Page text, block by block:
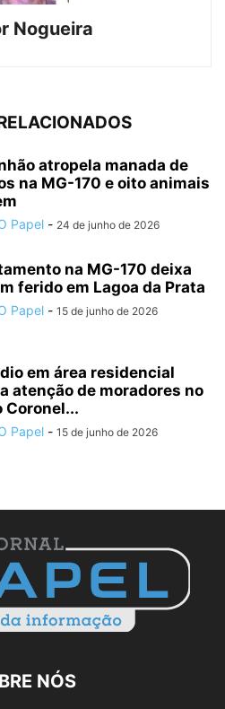
Nogueira
atropela manada de
na MG-170 e oito animais
Papel - 24 de junho de 2026
na MG-170 deixa
ferido em Lagoa da Prata
Papel - 15 de junho de 2026
em área residencial
atenção de moradores no
Coronel...
Papel - 15 de junho de 2026
NÓS